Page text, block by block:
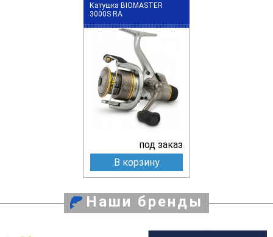
Катушка BIOMASTER
3000S RA
под заказ
В корзину
Наши бренды